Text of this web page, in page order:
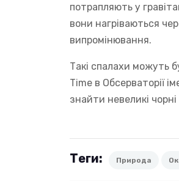
потрапляють у
вони нагріваються
випромінювання.
Такі спалахи можуть
Time в Обсерваторії
знайти невеликі
Теги: Природа